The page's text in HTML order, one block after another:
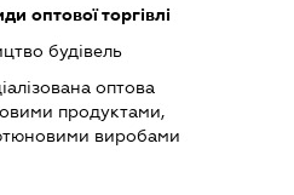
оптової торгівлі
будівель
оптова
продуктами,
виробами